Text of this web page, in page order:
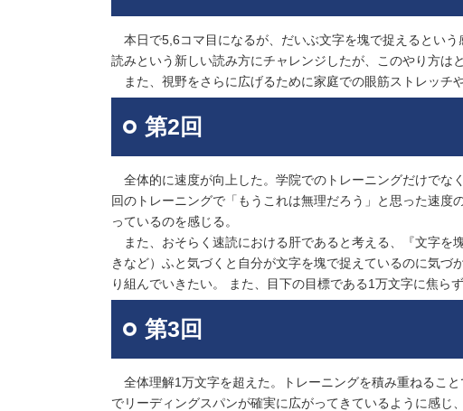
本日で5,6コマ目になるが、だいぶ文字を塊で捉えるとい
読みという新しい読み方にチャレンジしたが、このやり方は
また、視野をさらに広げるために家庭での眼筋ストレッチ
第2回
全体的に速度が向上した。学院でのトレーニングだけでな
回のトレーニングで「もうこれは無理だろう」と思った速
っているのを感じる。
また、おそらく速読における肝であると考える、『文字を
きなど）ふと気づくと自分が文字を塊で捉えているのに気
り組んでいきたい。 また、目下の目標である1万文字に焦らず
第3回
全体理解1万文字を超えた。トレーニングを積み重ねるこ
でリーディングスパンが確実に広がってきているように感